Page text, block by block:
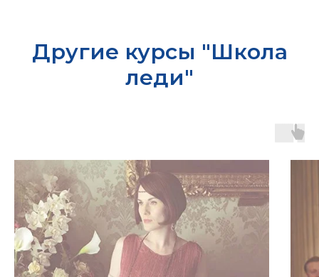
Другие курсы "Школа
леди"